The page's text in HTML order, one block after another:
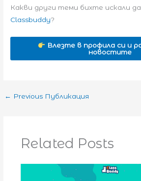
Какви други теми бихте искали
Classbuddy?
Влезте в профила си и
новостите
← Previous Публикация
Related Posts